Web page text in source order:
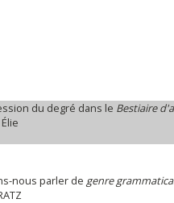
du degré dans le Bestiaire
nous parler de genre